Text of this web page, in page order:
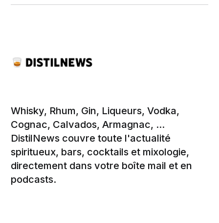
Whisky, Rhum, Gin, Liqueurs, Vodka,
Cognac, Calvados, Armagnac, ...
DistilNews couvre toute l'actualité
spiritueux, bars, cocktails et mixologie,
directement dans votre boîte mail et en
podcasts.